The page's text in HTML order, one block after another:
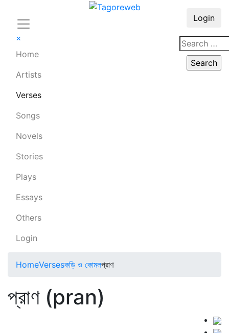
×
Home
Artists
Verses
Songs
Novels
Stories
Plays
Essays
Others
Login
Login
HomeVersesকড়ি ও কোমলপ্রাণ
প্রাণ (pran)